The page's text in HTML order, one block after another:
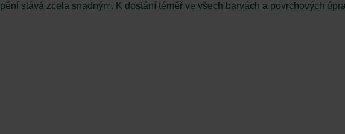
stává zcela snadným. K dostání téměř ve všech barvách a povrchových